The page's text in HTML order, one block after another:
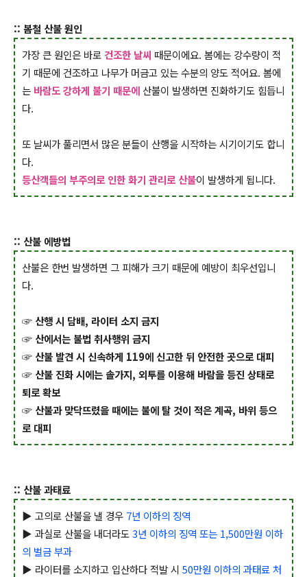
:: 봄철 산불 원인
가장 큰 원인은 바로 건조한 날씨 때문이에요. 봄에는 강수량이 적
기 때문에 건조하고 나무가 머금고 있는 수분의 양도 적어요. 봄에
는 바람도 강하게 불기 때문에 산불이 발생하면 진화하기도 힘듭니
다.
또 날씨가 풀리면서 많은 분들이 산행을 시작하는 시기이기도 합니
다.
등산객들의 부주의로 인한 화기 관리로 산불이 발생하게 됩니다.
:: 산불 에방법
산불은 한번 발생하면 그 피해가 크기 때문에 예방이 최우선입니
다.
☞ 산행 시 담배, 라이터 소지 금지
☞ 산에서는 불법 취사행위 금지
☞ 산불 발견 시 신속하게 119에 신고한 뒤 안전한 곳으로 대피
☞ 산불 진화 시에는 솔가지, 외투를 이용해 바람을 등진 상태로
퇴로 확보
☞ 산불과 맞닥뜨렸을 때에는 불에 탈 것이 적은 계곡, 바위 등으
로 대피
:: 산불 과태료
▶ 고의로 산불을 낼 경우 7년 이하의 징역
▶ 과실로 산불을 내더라도3년 이하의 징역 또는 1,500만원 이하
의 벌금 부과
▶ 라이터를 소지하고 입산하다 적발 시 50만원 이하의 과태료 처